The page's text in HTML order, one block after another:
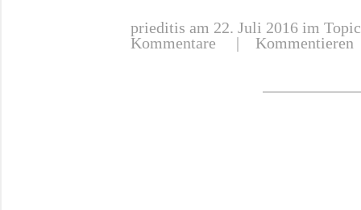
prieditis am 22. Juli 2016 im
Kommentare | Kommentieren